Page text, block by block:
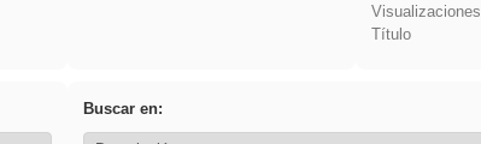
Visualizaciones
Título
Buscar en: